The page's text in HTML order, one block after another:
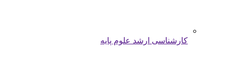
کارشناسی ارشد علوم پایه